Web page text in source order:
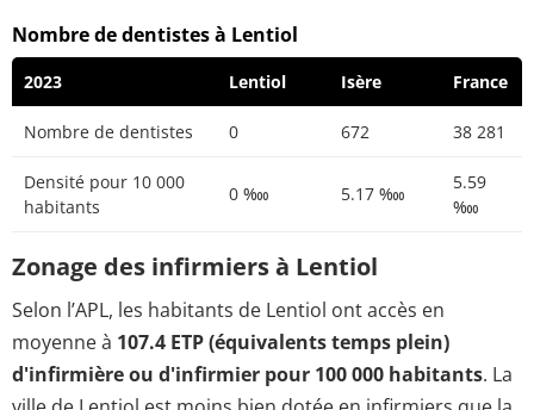
Nombre de dentistes à Lentiol
2023 Lentiol Isère France
Nombre de dentistes 0 672 38 281
Densité pour 10 000
habitants
0 ‱ 5.17 ‱
5.59
‱
Zonage des infirmiers à Lentiol
Selon l’APL, les habitants de Lentiol ont accès en
moyenne à 107.4 ETP (équivalents temps plein)
d'infirmière ou d'infirmier pour 100 000 habitants. La